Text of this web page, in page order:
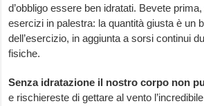
d’obbligo essere ben idratati. Bevete
esercizi in palestra: la quantità giusta è un
dell’esercizio, in aggiunta a sorsi continui
fisiche.
Senza idratazione il nostro corpo non
e rischiereste di gettare al vento